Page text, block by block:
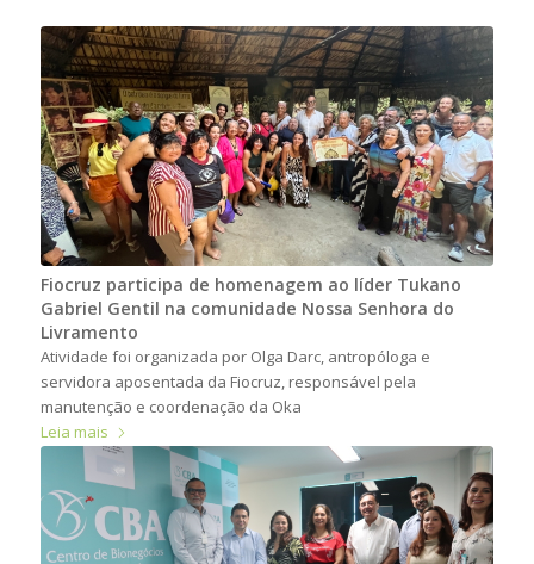
Fiocruz participa de homenagem ao líder Tukano
Gabriel Gentil na comunidade Nossa Senhora do
Livramento
Atividade foi organizada por Olga Darc, antropóloga e
servidora aposentada da Fiocruz, responsável pela
manutenção e coordenação da Oka
Leia mais